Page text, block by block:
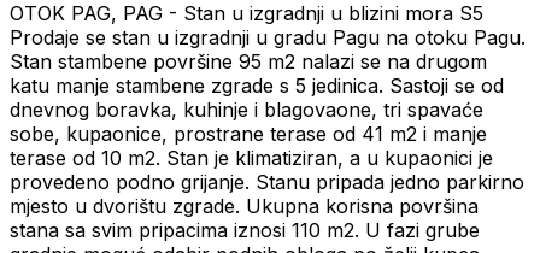
OTOK PAG, PAG - Stan u izgradnji u blizini mora S5
Prodaje se stan u izgradnji u gradu Pagu na otoku Pagu.
Stan stambene površine 95 m2 nalazi se na drugom
katu manje stambene zgrade s 5 jedinica. Sastoji se od
dnevnog boravka, kuhinje i blagovaone, tri spavaće
sobe, kupaonice, prostrane terase od 41 m2 i manje
terase od 10 m2. Stan je klimatiziran, a u kupaonici je
provedeno podno grijanje. Stanu pripada jedno parkirno
mjesto u dvorištu zgrade. Ukupna korisna površina
stana sa svim pripacima iznosi 110 m2. U fazi grube